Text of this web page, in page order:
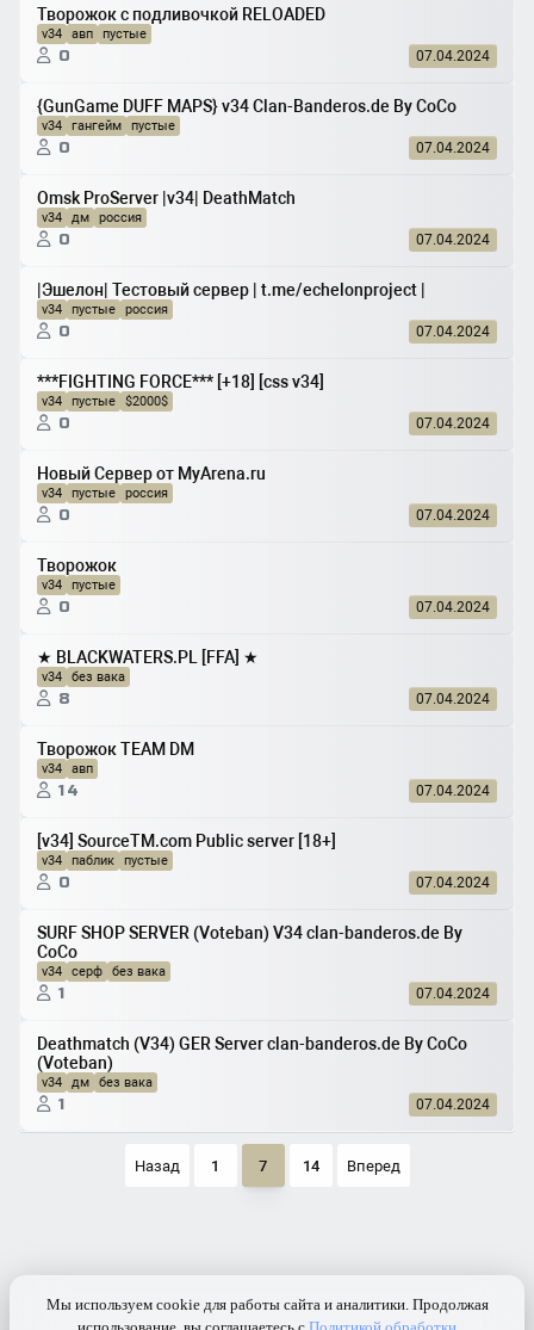
Творожок с подливочкой RELOADED
v34 авп пустые
0 07.04.2024
{GunGame DUFF MAPS} v34 Clan-Banderos.de By CoCo
v34 гангейм пустые
0 07.04.2024
Omsk ProServer |v34| DeathMatch
v34 дм россия
0 07.04.2024
|Эшелон| Тестовый сервер | t.me/echelonproject |
v34 пустые россия
0 07.04.2024
***FIGHTING FORCE*** [+18] [css v34]
v34 пустые $2000$
0 07.04.2024
Новый Сервер от MyArena.ru
v34 пустые россия
0 07.04.2024
Творожок
v34 пустые
0 07.04.2024
★ BLACKWATERS.PL [FFA] ★
v34 без вака
8 07.04.2024
Творожок TEAM DM
v34 авп
14 07.04.2024
[v34] SourceTM.com Public server [18+]
v34 паблик пустые
0 07.04.2024
SURF SHOP SERVER (Voteban) V34 clan-banderos.de By
CoCo
v34 серф без вака
1 07.04.2024
Deathmatch (V34) GER Server clan-banderos.de By CoCo
(Voteban)
v34 дм без вака
1 07.04.2024
Назад 1 7 14 Вперед